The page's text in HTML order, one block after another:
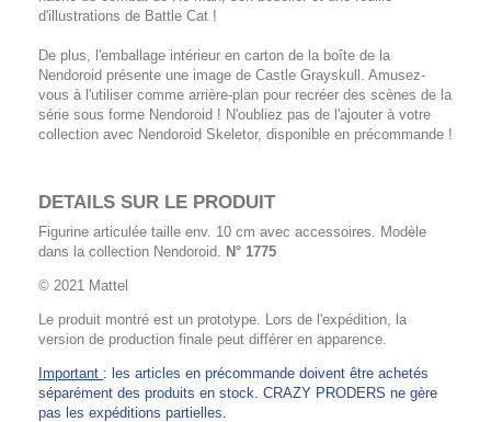
d'illustrations de Battle Cat !
De plus, l'emballage intérieur en carton de la boîte de la
Nendoroid présente une image de Castle Grayskull. Amusez-
vous à l'utiliser comme arrière-plan pour recréer des scènes de la
série sous forme Nendoroid ! N'oubliez pas de l'ajouter à votre
collection avec Nendoroid Skeletor, disponible en précommande !
DETAILS SUR LE PRODUIT
Figurine articulée taille env. 10 cm avec accessoires. Modèle
dans la collection Nendoroid.
N° 1775
© 2021 Mattel
Le produit montré est un prototype. Lors de l'expédition, la
version de production finale peut différer en apparence.
Important : les articles en précommande doivent être achetés
séparément des produits en stock. CRAZY PRODERS ne gère
pas les expéditions partielles.